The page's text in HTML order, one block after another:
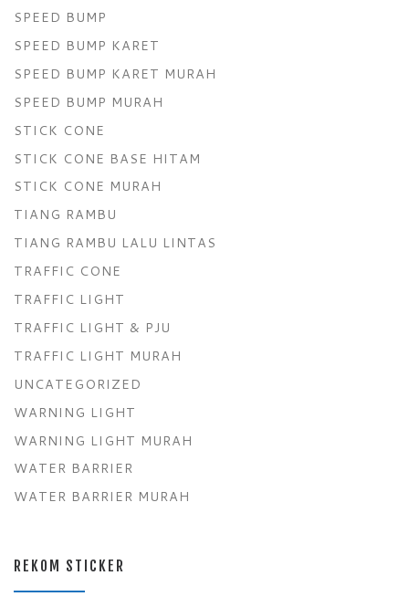
SPEED BUMP
SPEED BUMP KARET
SPEED BUMP KARET MURAH
SPEED BUMP MURAH
STICK CONE
STICK CONE BASE HITAM
STICK CONE MURAH
TIANG RAMBU
TIANG RAMBU LALU LINTAS
TRAFFIC CONE
TRAFFIC LIGHT
TRAFFIC LIGHT & PJU
TRAFFIC LIGHT MURAH
UNCATEGORIZED
WARNING LIGHT
WARNING LIGHT MURAH
WATER BARRIER
WATER BARRIER MURAH
REKOM STICKER